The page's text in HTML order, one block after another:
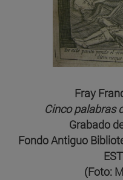
Fray
Cinco palabras
Grabado
Fondo Antiguo
(Foto: